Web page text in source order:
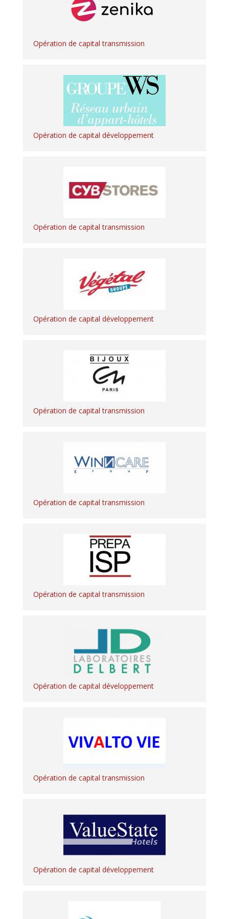
Opération de capital transmission
Opération de capital développement
Opération de capital transmission
Opération de capital développement
Opération de capital transmission
Opération de capital transmission
Opération de capital transmission
Opération de capital développement
Opération de capital transmission
Opération de capital développement